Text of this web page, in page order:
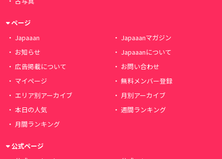
ページ
Japaaan
Japaaanマガジン
お知らせ
Japaaanについて
広告掲載について
お問い合わせ
マイページ
無料メンバー登録
エリア別アーカイブ
月別アーカイブ
本日の人気
週間ランキング
月間ランキング
公式ページ